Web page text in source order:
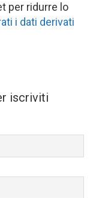
per ridurre lo
i dati derivati
iscriviti